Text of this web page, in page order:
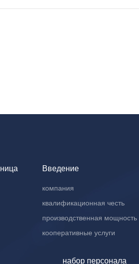
Введение
компания
квалификационная честь
производственная мощность
кооперативные услуги
набор персонала